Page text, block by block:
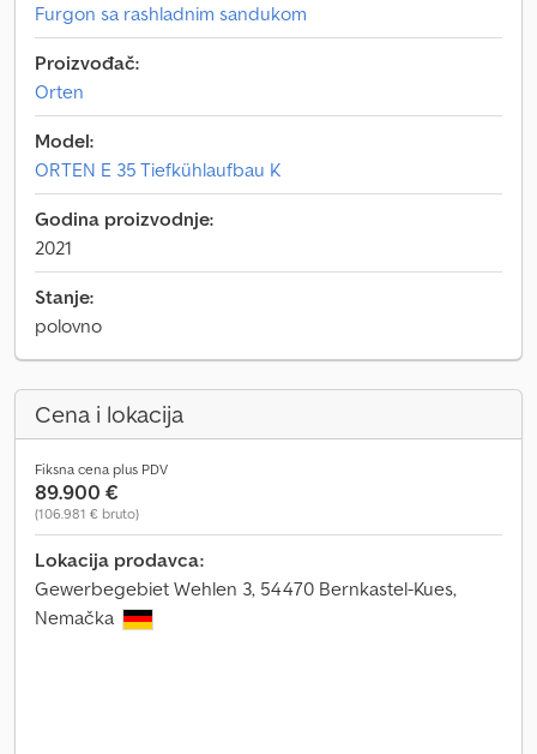
Furgon sa rashladnim sandukom
Proizvođač:
Orten
Model:
ORTEN E 35 Tiefkühlaufbau K
Godina proizvodnje:
2021
Stanje:
polovno
Cena i lokacija
Fiksna cena plus PDV
89.900 €
(106.981 € bruto)
Lokacija prodavca:
Gewerbegebiet Wehlen 3, 54470 Bernkastel-Kues,
Nemačka